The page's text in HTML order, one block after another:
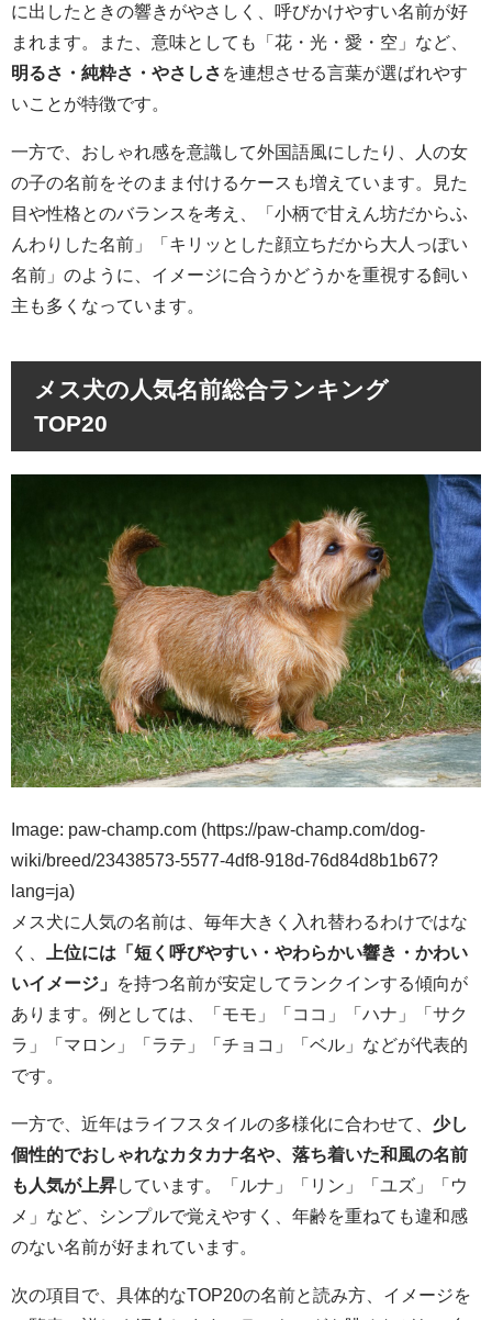
に出したときの響きがやさしく、呼びかけやすい名前が好
まれます。また、意味としても「花・光・愛・空」など、
明るさ・純粋さ・やさしさ を連想させる言葉が選ばれやす
いことが特徴です。
一方で、おしゃれ感を意識して外国語風にしたり、人の女
の子の名前をそのまま付けるケースも増えています。見た
目や性格とのバランスを考え、「小柄で甘えん坊だからふ
んわりした名前」「キリッとした顔立ちだから大人っぽい
名前」のように、イメージに合うかどうかを重視する飼い
主も多くなっています。
メス犬の人気名前総合ランキング
TOP20
Image: paw-champ.com (https://paw-champ.com/dog-
wiki/breed/23438573-5577-4df8-918d-76d84d8b1b67?
lang=ja)
メス犬に人気の名前は、毎年大きく入れ替わるわけではな
く、
上位には「短く呼びやすい・やわらかい響き・かわい
いイメージ」
を持つ名前が安定してランクインする傾向が
あります。例としては、「モモ」「ココ」「ハナ」「サク
ラ」「マロン」「ラテ」「チョコ」「ベル」などが代表的
です。
一方で、近年はライフスタイルの多様化に合わせて、 少し
個性的でおしゃれなカタカナ名や、落ち着いた和風の名前
も人気が上昇しています。「ルナ」「リン」「ユズ」「ウ
メ」など、シンプルで覚えやすく、年齢を重ねても違和感
のない名前が好まれています。
次の項目で、具体的なTOP20の名前と読み方、イメージを